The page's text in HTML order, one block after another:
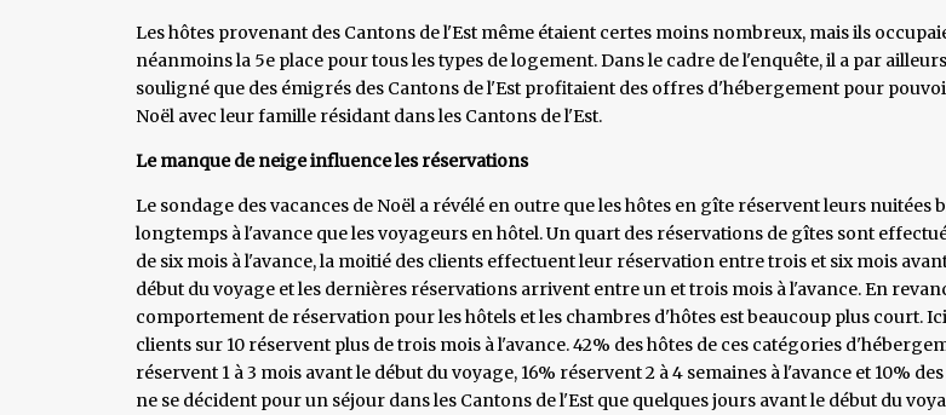
Les hôtes provenant des Cantons de l'Est même étaient certes moins nombreux, mais ils
néanmoins la 5e place pour tous les types de logement. Dans le cadre de l'enquête, il a par
souligné que des émigrés des Cantons de l'Est profitaient des offres d'hébergement pour
Noël avec leur famille résidant dans les Cantons de l'Est.
Le manque de neige influence les réservations
Le sondage des vacances de Noël a révélé en outre que les hôtes en gîte réservent leurs nuitées
longtemps à l'avance que les voyageurs en hôtel. Un quart des réservations de gîtes sont
de six mois à l'avance, la moitié des clients effectuent leur réservation entre trois et six mois
début du voyage et les dernières réservations arrivent entre un et trois mois à l'avance. En
comportement de réservation pour les hôtels et les chambres d'hôtes est beaucoup plus court.
clients sur 10 réservent plus de trois mois à l'avance. 42% des hôtes de ces catégories
réservent 1 à 3 mois avant le début du voyage, 16% réservent 2 à 4 semaines à l'avance et 10%
ne se décident pour un séjour dans les Cantons de l'Est que quelques jours avant le début du